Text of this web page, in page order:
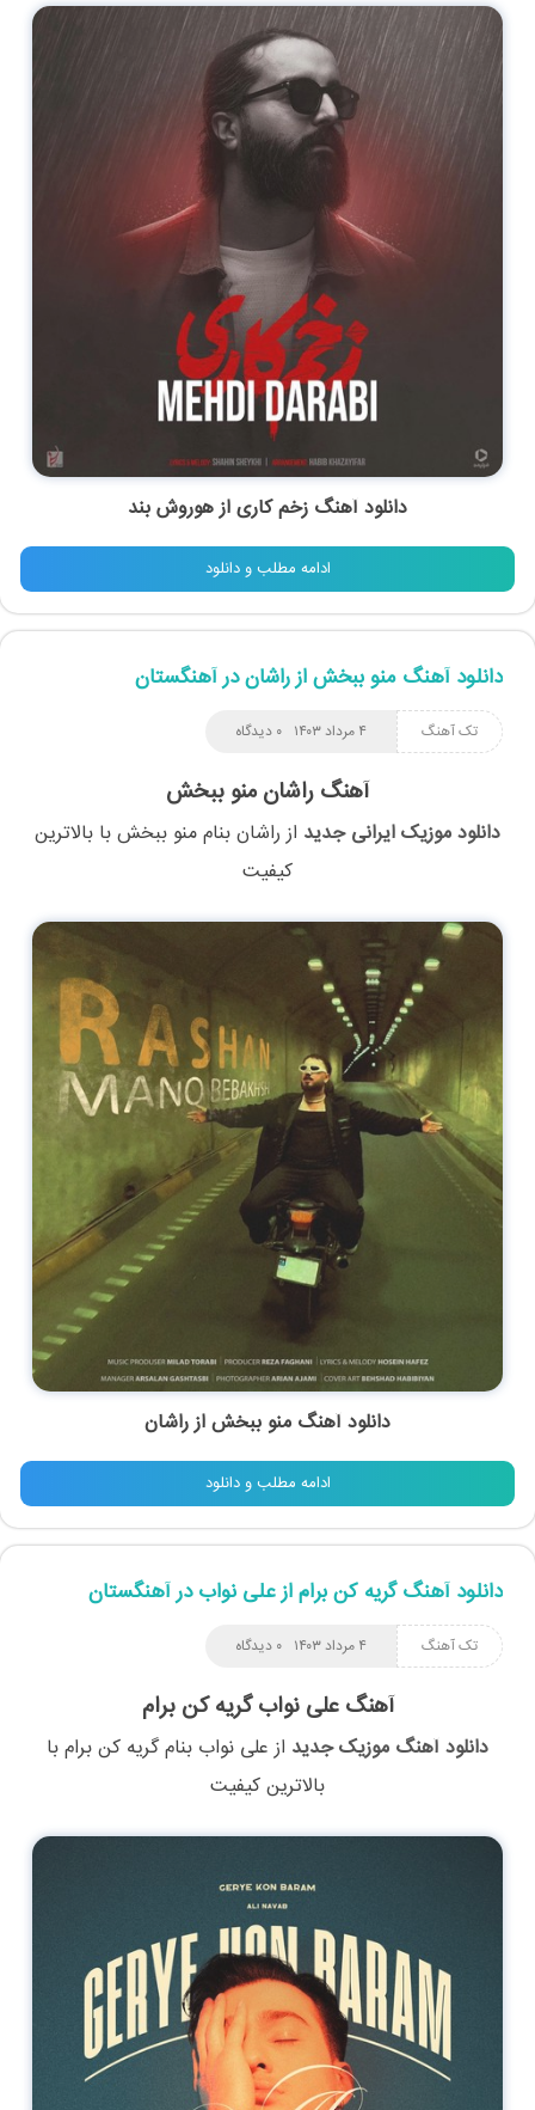
دانلود آهنگ زخم کاری از هوروش بند
ادامه مطلب و دانلود
دانلود آهنگ منو ببخش از راشان در آهنگستان
تک آهنگ ۰ دیدگاه ۴ مرداد ۱۴۰۳
آهنگ راشان منو ببخش
دانلود موزیک ایرانی جدید ازراشانبناممنو ببخشبا بالاترین
کیفیت
دانلود آهنگ منو ببخش از راشان
ادامه مطلب و دانلود
دانلود آهنگ گریه کن برام از علی نواب در آهنگستان
تک آهنگ ۰ دیدگاه ۴ مرداد ۱۴۰۳
آهنگ علی نواب گریه کن برام
دانلود آهنگ موزیک جدید ازعلی نواب بنامگریه کن برامبا
بالاترین کیفیت